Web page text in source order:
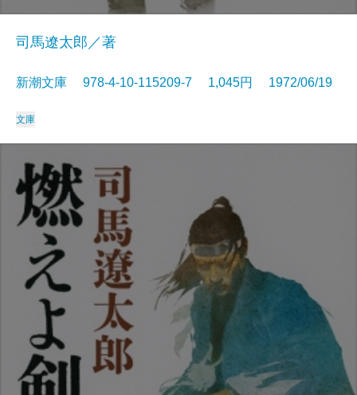
司馬遼太郎／著
新潮文庫 978-4-10-115209-7 1,045円 1972/06/19
文庫